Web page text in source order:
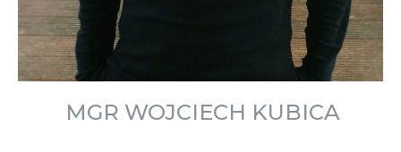
MGR WOJCIECH KUBICA